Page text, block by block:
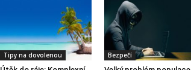
Tipy na dovolenou Bezpečí